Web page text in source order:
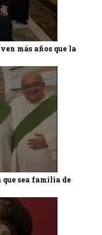
más años que la
sea familia de